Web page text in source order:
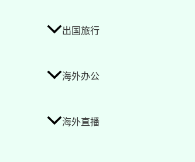
出国旅行
海外办公
海外直播